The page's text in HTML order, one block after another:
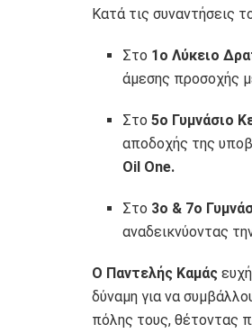
Κατά τις συναντήσεις
Στο 1ο Λύκειο
άμεσης προσοχής
Στο5ο Γυμνάσιο
αποδοχής της
Oil One.
Στο 3ο & 7ο
αναδεικνύοντας
Ο Παντελής Καμάς
δύναμη για να
πόλης τους, θέτοντας